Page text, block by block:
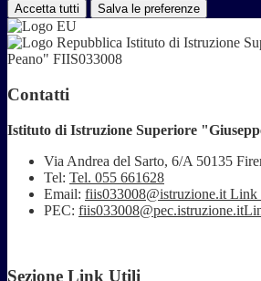
Accetta tutti Salva le preferenze
Istituto di Istruzione
Peano" FIIS033008
Contatti
Istituto di Istruzione Superiore
Via Andrea del Sarto, 6/A 50135
Tel: Tel. 055 661628
Email: fiis033008@istruzione.it Link
PEC: fiis033008@pec.istruzione.it
Sezione Link Utili